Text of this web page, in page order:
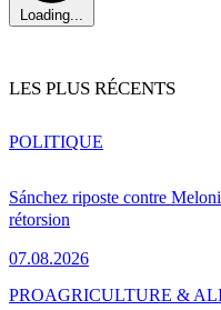
Loading...
LES PLUS RÉCENTS
Sánchez riposte contre
rétorsion
07.08.2026
POLITIQUE
PROAGRICULTURE &